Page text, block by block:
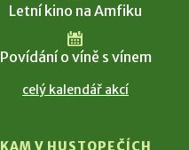
Letní kino na Amfiku
Povídání o víně s vínem
celý kalendář akcí
KAM V HUSTOPEČÍCH